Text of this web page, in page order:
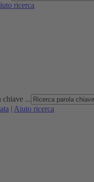
ricerca
chiave ...
| Aiuto ricerca